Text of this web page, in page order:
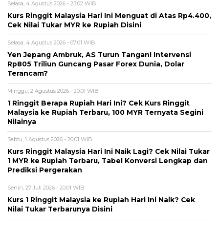
Selasa, 4 Agustus 2026 - 23:02 WIB
Kurs Ringgit Malaysia Hari Ini Menguat di Atas Rp4.400,
Cek Nilai Tukar MYR ke Rupiah Disini
Selasa, 4 Agustus 2026 - 07:01 WIB
Yen Jepang Ambruk, AS Turun Tangan! Intervensi
Rp805 Triliun Guncang Pasar Forex Dunia, Dolar
Terancam?
Minggu, 2 Agustus 2026 - 20:01 WIB
1 Ringgit Berapa Rupiah Hari Ini? Cek Kurs Ringgit
Malaysia ke Rupiah Terbaru, 100 MYR Ternyata Segini
Nilainya
Sabtu, 1 Agustus 2026 - 20:01 WIB
Kurs Ringgit Malaysia Hari Ini Naik Lagi? Cek Nilai Tukar
1 MYR ke Rupiah Terbaru, Tabel Konversi Lengkap dan
Prediksi Pergerakan
Senin, 27 Juli 2026 - 20:01 WIB
Kurs 1 Ringgit Malaysia ke Rupiah Hari Ini Naik? Cek
Nilai Tukar Terbarunya Disini